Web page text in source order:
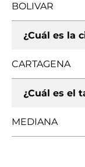
BOLIVAR
¿Cuál es la
CARTAGENA
¿Cuál es el
MEDIANA